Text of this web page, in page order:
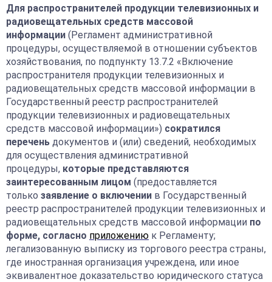
Для распространителей продукции телевизионных и
радиовещательных средств массовой
информации (Регламент административной
процедуры, осуществляемой в отношении субъектов
хозяйствования, по подпункту 13.7.2 «Включение
распространителя продукции телевизионных и
радиовещательных средств массовой информации в
Государственный реестр распространителей
продукции телевизионных и радиовещательных
средств массовой информации») сократился
перечень документов и (или) сведений, необходимых
для осуществления административной
процедуры, которые представляются
заинтересованным лицом (предоставляется
только заявление о включении в Государственный
реестр распространителей продукции телевизионных и
радиовещательных средств массовой информации по
форме, согласно приложению к Регламенту;
легализованную выписку из торгового реестра страны,
где иностранная организация учреждена, или иное
эквивалентное доказательство юридического статуса